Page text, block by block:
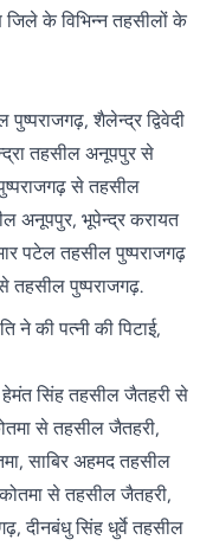
जिले के विभिन्न तहसीलों के
शैलेन्द्र द्विवेदी
तहसील अनूपपुर से
से तहसील
अनूपपुर, भूपेन्द्र करायत
पटेल तहसील पुष्पराजगढ़
तहसील पुष्पराजगढ़.
ने की पत्नी की पिटाई,
सिंह तहसील जैतहरी से
से तहसील जैतहरी,
साबिर अहमद तहसील
से तहसील जैतहरी,
दीनबंधु सिंह धुर्वे तहसील